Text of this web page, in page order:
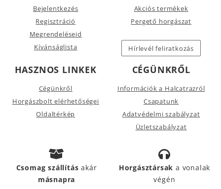
Bejelentkezés
Regisztráció
Megrendeléseid
Kívánságlista
Akciós termékek
Pergető horgászat
Hírlevél feliratkozás
HASZNOS LINKEK
Cégünkről
Horgászbolt elérhetőségei
Oldaltérkép
CÉGÜNKRŐL
Információk a Halcatrazról
Csapatunk
Adatvédelmi szabályzat
Üzletszabályzat
Csomag szállításakár
másnapra
Horgásztársak a vonalak
végén